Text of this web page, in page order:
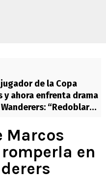
de la Copa
y ahora enfrenta drama
“Redoblar
Marcos
en